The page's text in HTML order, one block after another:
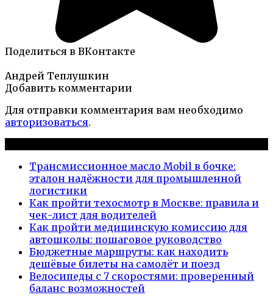
Поделиться в ВКонтакте
Андрей Теплушкин
Добавить комментарии
Для отправки комментария вам необходимо
авторизоваться.
Трансмиссионное масло Mobil в бочке:
эталон надёжности для промышленной
логистики
Как пройти техосмотр в Москве: правила и
чек-лист для водителей
Как пройти медицинскую комиссию для
автошколы: пошаговое руководство
Бюджетные маршруты: как находить
дешёвые билеты на самолёт и поезд
Велосипеды с 7 скоростями: проверенный
баланс возможностей